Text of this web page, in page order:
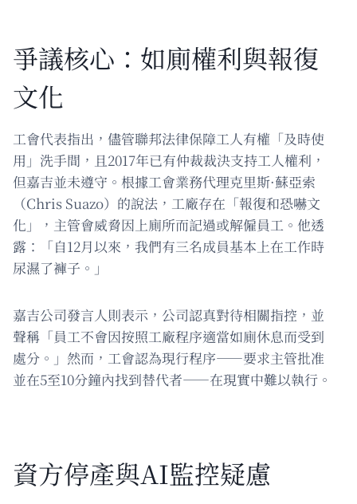
爭議核心：如廁權利與報復
文化
工會代表指出，儘管聯邦法律保障工人有權「及時使
用」洗手間，且2017年已有仲裁裁決支持工人權利，
但嘉吉並未遵守。根據工會業務代理克里斯·蘇亞索
（Chris Suazo）的說法，工廠存在「報復和恐嚇文
化」，主管會威脅因上廁所而記過或解僱員工。他透
露：「自12月以來，我們有三名成員基本上在工作時
尿濕了褲子。」
嘉吉公司發言人則表示，公司認真對待相關指控，並
聲稱「員工不會因按照工廠程序適當如廁休息而受到
處分。」然而，工會認為現行程序——要求主管批准
並在5至10分鐘內找到替代者——在現實中難以執行。
資方停產與AI監控疑慮